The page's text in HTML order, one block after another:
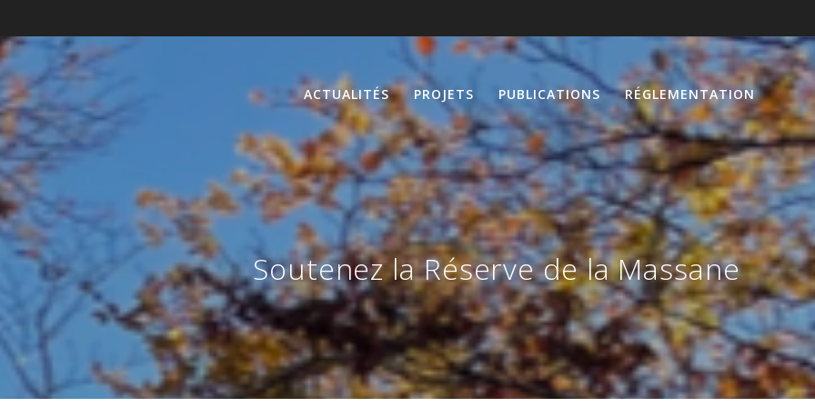
ACTUALITÉS PROJETS PUBLICATIONS RÉGLEMENTATION
Soutenez la Réserve de la Massane